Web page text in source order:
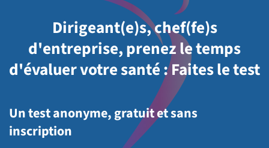
Dirigeant(e)s, chef(fe)s
d'entreprise, prenez le temps
d'évaluer votre santé : Faites le test
Un test anonyme, gratuit et sans
inscription